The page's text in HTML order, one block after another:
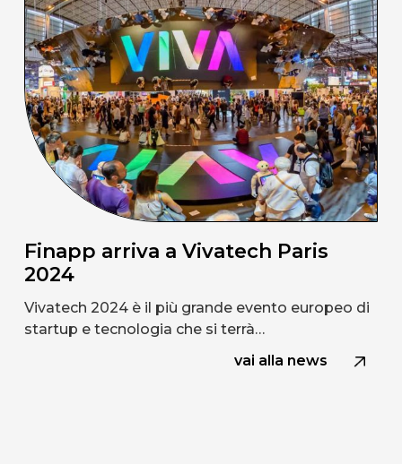
Finapp arriva a Vivatech Paris
2024
Vivatech 2024 è il più grande evento europeo di
startup e tecnologia che si terrà…
vai alla news